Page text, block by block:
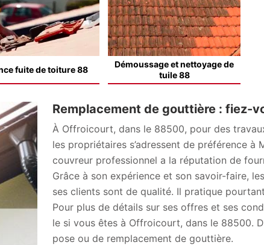
fuite de toiture 88
Démoussage et nettoyage de
tuile 88
Remplacement de gouttière : fiez-
À Offroicourt, dans le 88500, pour des
les propriétaires s’adressent de préférence à
couvreur professionnel a la réputation de
Grâce à son expérience et son savoir-faire,
ses clients sont de qualité. Il pratique
Pour plus de détails sur ses offres et ses
le si vous êtes à Offroicourt, dans le 88500.
pose ou de remplacement de gouttière.